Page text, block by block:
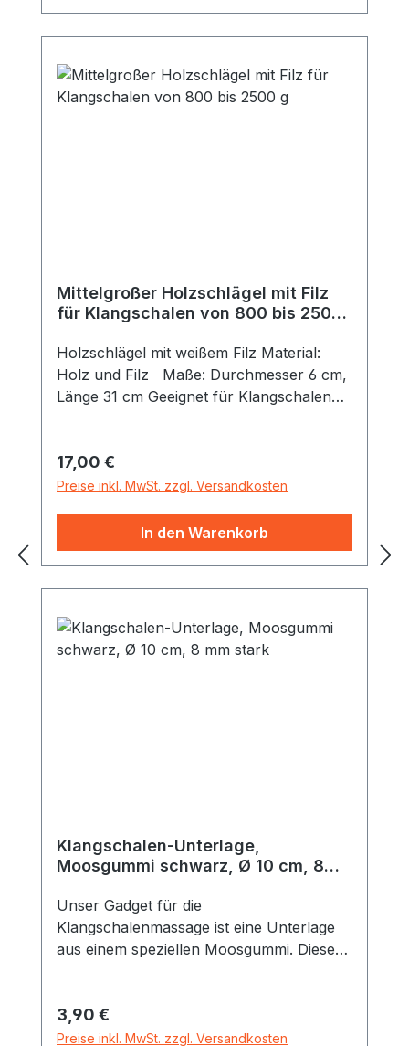
Mittelgroßer Holzschlägel mit Filz
für Klangschalen von 800 bis 2500
Holzschlägel mit weißem Filz Material:
Holz und Filz Maße: Durchmesser 6 cm,
Länge 31 cm Geeignet für Klangschalen
Regulärer Preis:
17,00 €
Preise inkl. MwSt. zzgl. Versandkosten
In den Warenkorb
Klangschalen-Unterlage,
Moosgummi schwarz, Ø 10 cm, 8
Unser Gadget für die
Klangschalenmassage ist eine Unterlage
aus einem speziellen Moosgummi. Dieses
schrägem Winkel auf dem Körper
positionieren2. Das Moosgummi überträgt
Regulärer Preis:
3,90 €
Preise inkl. MwSt. zzgl. Versandkosten